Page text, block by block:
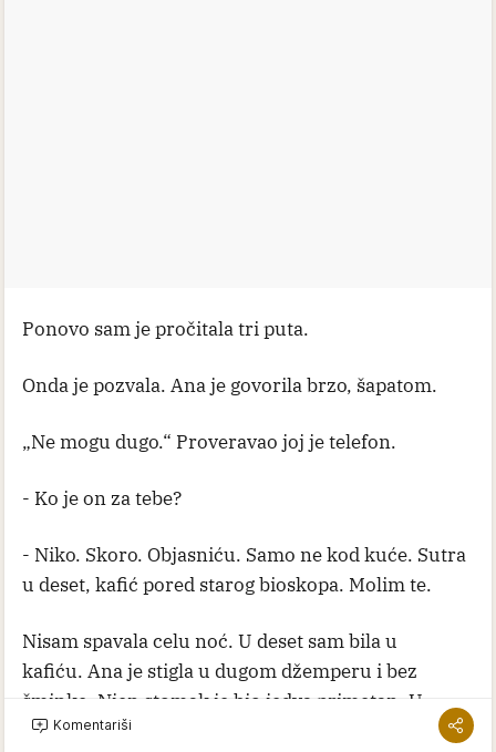
Ponovo sam je pročitala tri puta.
Onda je pozvala. Ana je govorila brzo, šapatom.
„Ne mogu dugo.“ Proveravao joj je telefon.
- Ko je on za tebe?
- Niko. Skoro. Objasniću. Samo ne kod kuće. Sutra
u deset, kafić pored starog bioskopa. Molim te.
Nisam spavala celu noć. U deset sam bila u
kafiću. Ana je stigla u dugom džemperu i bez
šminke. Njen stomak je bio jedva primetan. U
restoranu je delovao veći. Sela je preko puta i dugo
Komentariši